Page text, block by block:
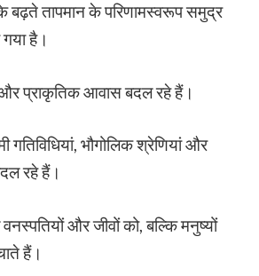
तापमान के परिणामस्वरूप समुद्र
है।
और प्राकृतिक आवास बदल रहे हैं।
गतिविधियां, भौगोलिक श्रेणियां और
रहे हैं।
और जीवों को, बल्कि मनुष्यों
हैं।